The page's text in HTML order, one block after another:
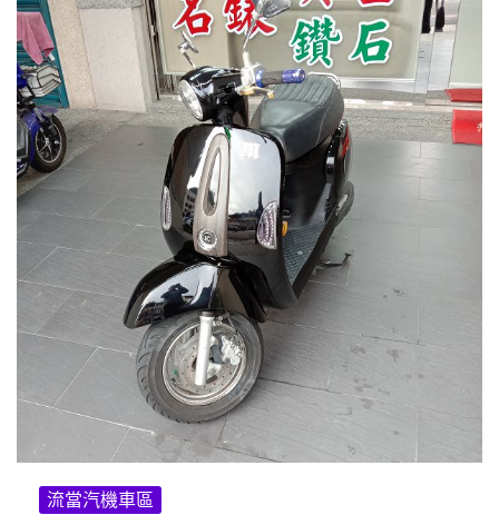
流當汽機車區